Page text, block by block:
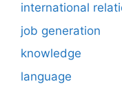
international
job generation
knowledge
language